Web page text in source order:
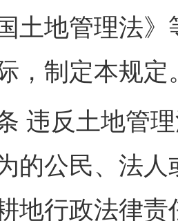
土地管理法
，制定本规定
反土地管理
的公民、法
地行政法律责